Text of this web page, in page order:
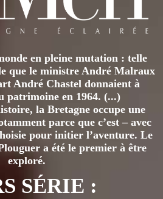
options
peuvent
choisies
sur
la
page
du
produit
en pleine mutation : telle
que le ministre André Malraux
André Chastel donnaient à
patrimoine en 1964. (...)
la Bretagne occupe une
parce que c’est – avec
pour initier l’aventure. Le
a été le premier à être
exploré.
SÉRIE :